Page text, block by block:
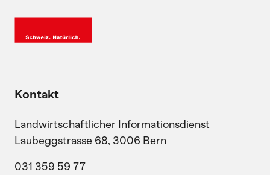
Kontakt
Landwirtschaftlicher Informationsdienst
Laubeggstrasse 68, 3006 Bern
031 359 59 77